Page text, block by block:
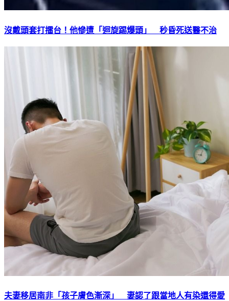
沒戴頭套打擂台！他慘遭「迴旋踢爆頭」 秒昏死送醫不治
夫妻移居南非「孩子膚色漸深」 妻認了跟當地人有染還得愛